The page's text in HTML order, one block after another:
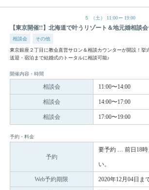
５ （土） 11:00 19:00
【東京開催!!】北海道で叶うリゾート＆地元婚相談
相談会 その他
東京銀座２丁目に教会直営サロン＆相談カウンターが開設！挙
送迎・宿泊まで結婚式のトータルに相談可能♪
開催内容・時間
相談会 11:00〜14:00
相談会 14:00〜17:00
相談会 17:00〜19:00
予約・料金
予約
要予約 … 前日18時
い。
Web予約期限 2020年12月04日ま